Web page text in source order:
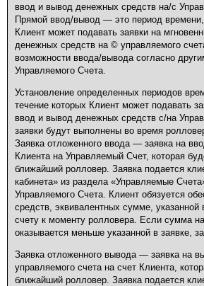
ввод и вывод денежных средств на/с
Прямой ввод/вывод — это период времени,
Клиент может подавать заявки на
денежных средств на © управляемого
возможности ввода/вывода согласно
Управляемого Счета.
Установление определенных периодов
течение которых Клиент может подавать
ввод и вывод денежных средств с/на
заявки будут выполнены во время
Заявка отложенного ввода — заявка на
Клиента на Управляемый Счет, которая
ближайший ролловер. Заявка подается
кабинета» из раздела «Управляемые
Управляемого Счета. Клиент обязуется
средств, эквивалентных сумме, указанной
счету к моменту ролловера. Если сумма
оказывается меньше указанной в заявке,
Заявка отложенного вывода — заявка на
управляемого счета на счет Клиента,
ближайший ролловер. Заявка подается